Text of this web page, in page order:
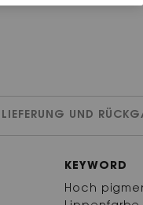
LIEFERUNG UND
KEYWORD
Hoch